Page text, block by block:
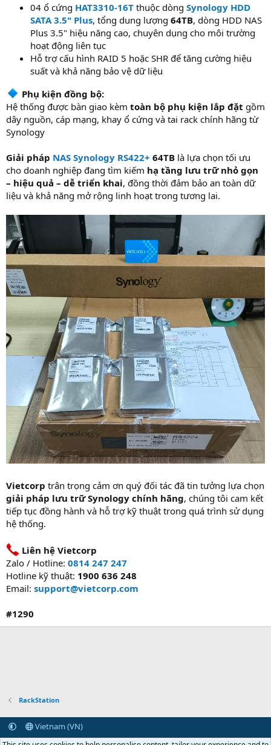
04 ổ cứng HAT3310-16T thuộc dòng Synology HDD
SATA 3.5" Plus, tổng dung lượng 64TB, dòng HDD NAS
Plus 3.5" hiệu năng cao, chuyên dụng cho môi trường
hoạt động liên tục
Hỗ trợ cấu hình RAID 5 hoặc SHR để tăng cường hiệu
suất và khả năng bảo vệ dữ liệu
Phụ kiện đồng bộ:
Hệ thống được bàn giao kèm toàn bộ phụ kiện lắp đặt gồm
dây nguồn, cáp mạng, khay ổ cứng và tai rack chính hãng từ
Synology
Giải pháp NAS Synology RS422+ 64TB là lựa chọn tối ưu
cho doanh nghiệp đang tìm kiếm hạ tầng lưu trữ nhỏ gọn
– hiệu quả – dễ triển khai, đồng thời đảm bảo an toàn dữ
liệu và khả năng mở rộng linh hoạt trong tương lai.
Vietcorp trân trọng cảm ơn quý đối tác đã tin tưởng lựa chọn
giải pháp lưu trữ Synology chính hãng, chúng tôi cam kết
tiếp tục đồng hành và hỗ trợ kỹ thuật trong quá trình sử dụng
hệ thống.
Liên hệ Vietcorp
Zalo / Hotline: 0814 247 247
Hotline kỹ thuật: 1900 636 248
Email: support@vietcorp.com
#1290
RackStation
Vietnam (VN)
R